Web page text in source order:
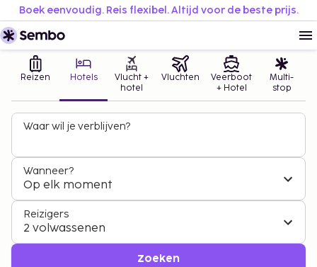
Boek eenvoudig. Reis flexibel. Altijd voor de beste prijs.
Reizen Hotels
Vlucht +
hotel
Vluchten
Veerboot
+ Hotel
Multi-
stop
Waar wil je verblijven?
Wanneer?
Op elk moment
Reizigers
2 volwassenen
Zoeken